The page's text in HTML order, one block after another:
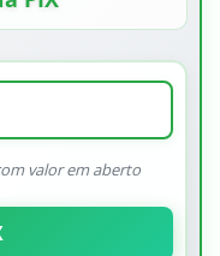
valor em aberto